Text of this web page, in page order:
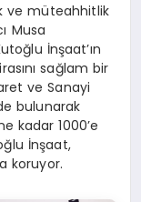
ve müteahhitlik
Musa
İnşaat’ın
sağlam bir
ve Sanayi
bulunarak
kadar 1000’e
İnşaat,
koruyor.